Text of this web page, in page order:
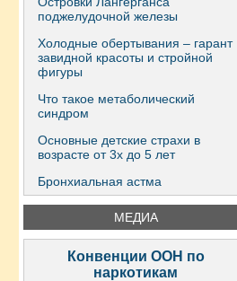
поджелудочной железы
Холодные обертывания – гарант
завидной красоты и стройной
фигуры
Что такое метаболический
синдром
Основные детские страхи в
возрасте от 3х до 5 лет
Бронхиальная астма
МЕДИА
Конвенции ООН по
наркотикам